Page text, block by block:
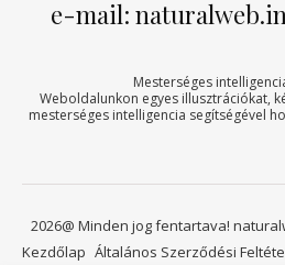
e-mail:
Mesterséges
Weboldalunkon egyes illusztrációkat,
mesterséges intelligencia segítségével
2026@ Minden jog fentartava!
Kezdőlap Általános Szerződési